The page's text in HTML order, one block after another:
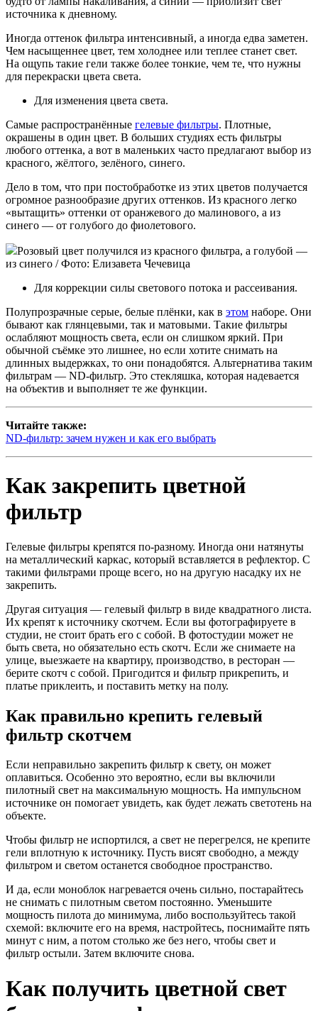
источника к дневному.
Иногда оттенок фильтра интенсивный, а иногда едва заметен.
Чем насыщеннее цвет, тем холоднее или теплее станет свет.
На ощупь такие гели также более тонкие, чем те, что нужны
для перекраски цвета света.
Для изменения цвета света.
Самые распространённые гелевые фильтры. Плотные,
окрашены в один цвет. В больших студиях есть фильтры
любого оттенка, а вот в маленьких часто предлагают выбор из
красного, жёлтого, зелёного, синего.
Дело в том, что при постобработке из этих цветов получается
огромное разнообразие других оттенков. Из красного легко
«вытащить» оттенки от оранжевого до малинового, а из
синего — от голубого до фиолетового.
Розовый цвет получился из красного фильтра, а голубой —
из синего / Фото: Елизавета Чечевица
Для коррекции силы светового потока и рассеивания.
Полупрозрачные серые, белые плёнки, как в этом наборе. Они
бывают как глянцевыми, так и матовыми. Такие фильтры
ослабляют мощность света, если он слишком яркий. При
обычной съёмке это лишнее, но если хотите снимать на
длинных выдержках, то они понадобятся. Альтернатива таким
фильтрам — ND-фильтр. Это стекляшка, которая надевается
на объектив и выполняет те же функции.
Читайте также:
ND-фильтр: зачем нужен и как его выбрать
Как закрепить цветной
фильтр
Гелевые фильтры крепятся по-разному. Иногда они натянуты
на металлический каркас, который вставляется в рефлектор. С
такими фильтрами проще всего, но на другую насадку их не
закрепить.
Другая ситуация — гелевый фильтр в виде квадратного листа.
Их крепят к источнику скотчем. Если вы фотографируете в
студии, не стоит брать его с собой. В фотостудии может не
быть света, но обязательно есть скотч. Если же снимаете на
улице, выезжаете на квартиру, производство, в ресторан —
берите скотч с собой. Пригодится и фильтр прикрепить, и
платье приклеить, и поставить метку на полу.
Как правильно крепить гелевый
фильтр скотчем
Если неправильно закрепить фильтр к свету, он может
оплавиться. Особенно это вероятно, если вы включили
пилотный свет на максимальную мощность. На импульсном
источнике он помогает увидеть, как будет лежать светотень на
объекте.
Чтобы фильтр не испортился, а свет не перегрелся, не крепите
гели вплотную к источнику. Пусть висят свободно, а между
фильтром и светом останется свободное пространство.
И да, если моноблок нагревается очень сильно, постарайтесь
не снимать с пилотным светом постоянно. Уменьшите
мощность пилота до минимума, либо воспользуйтесь такой
схемой: включите его на время, настройтесь, поснимайте пять
минут с ним, а потом столько же без него, чтобы свет и
фильтр остыли. Затем включите снова.
Как получить цветной свет